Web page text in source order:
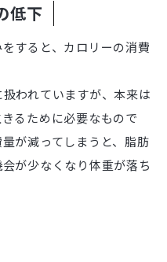
低下
すると、カロリーの消費
われていますが、本来は
るために必要なもので
が減ってしまうと、脂肪
が少なくなり体重が落ち